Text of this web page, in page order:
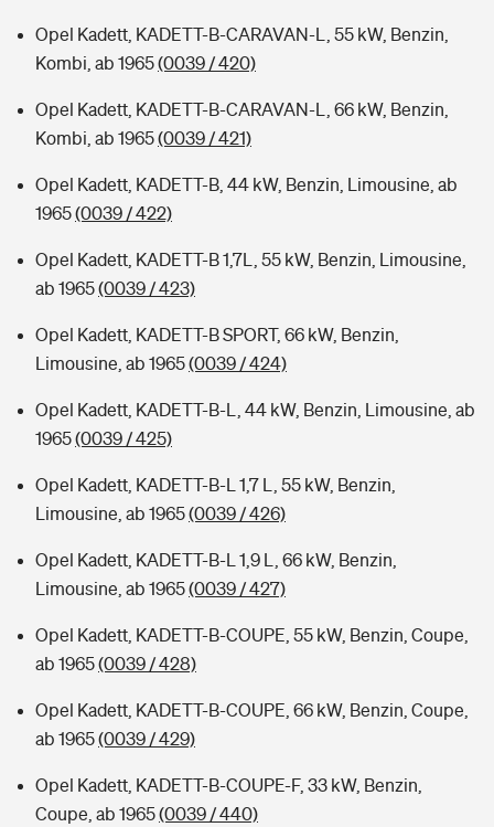
Opel Kadett, KADETT-B-CARAVAN-L, 55 kW, Benzin,
Kombi, ab 1965(0039 / 420)
Opel Kadett, KADETT-B-CARAVAN-L, 66 kW, Benzin,
Kombi, ab 1965(0039 / 421)
Opel Kadett, KADETT-B, 44 kW, Benzin, Limousine, ab
1965(0039 / 422)
Opel Kadett, KADETT-B 1,7L, 55 kW, Benzin, Limousine,
ab 1965(0039 / 423)
Opel Kadett, KADETT-B SPORT, 66 kW, Benzin,
Limousine, ab 1965(0039 / 424)
Opel Kadett, KADETT-B-L, 44 kW, Benzin, Limousine, ab
1965(0039 / 425)
Opel Kadett, KADETT-B-L 1,7 L, 55 kW, Benzin,
Limousine, ab 1965(0039 / 426)
Opel Kadett, KADETT-B-L 1,9 L, 66 kW, Benzin,
Limousine, ab 1965(0039 / 427)
Opel Kadett, KADETT-B-COUPE, 55 kW, Benzin, Coupe,
ab 1965(0039 / 428)
Opel Kadett, KADETT-B-COUPE, 66 kW, Benzin, Coupe,
ab 1965(0039 / 429)
Opel Kadett, KADETT-B-COUPE-F, 33 kW, Benzin,
Coupe, ab 1965(0039 / 440)